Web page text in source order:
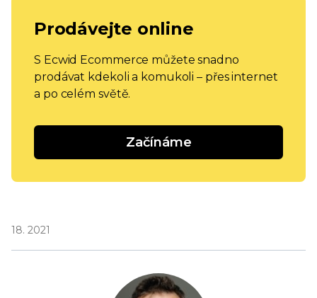
Prodávejte online
S Ecwid Ecommerce můžete snadno
prodávat kdekoli a komukoli – přes internet
a po celém světě.
Začínáme
18. 2021